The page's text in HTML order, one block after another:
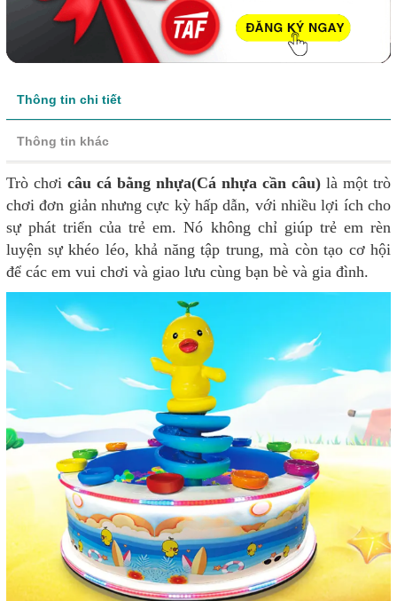
Thông tin chi tiết
Thông tin khác
Trò chơi câu cá bằng nhựa(Cá nhựa cần câu) là một trò
chơi đơn giản nhưng cực kỳ hấp dẫn, với nhiều lợi ích cho
sự phát triển của trẻ em. Nó không chỉ giúp trẻ em rèn
luyện sự khéo léo, khả năng tập trung, mà còn tạo cơ hội
để các em vui chơi và giao lưu cùng bạn bè và gia đình.